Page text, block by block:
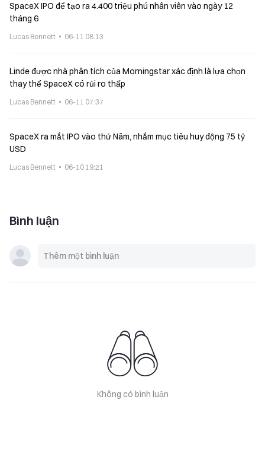
SpaceX IPO để tạo ra 4.400 triệu phú nhân viên vào ngày 12
tháng 6
Lucas Bennett 06-11 08:13
Linde được nhà phân tích của Morningstar xác định là lựa chọn
thay thế SpaceX có rủi ro thấp
Lucas Bennett 06-11 07:37
SpaceX ra mắt IPO vào thứ Năm, nhắm mục tiêu huy động 75 tỷ
USD
Lucas Bennett 06-10 19:21
Bình luận
Không có bình luận